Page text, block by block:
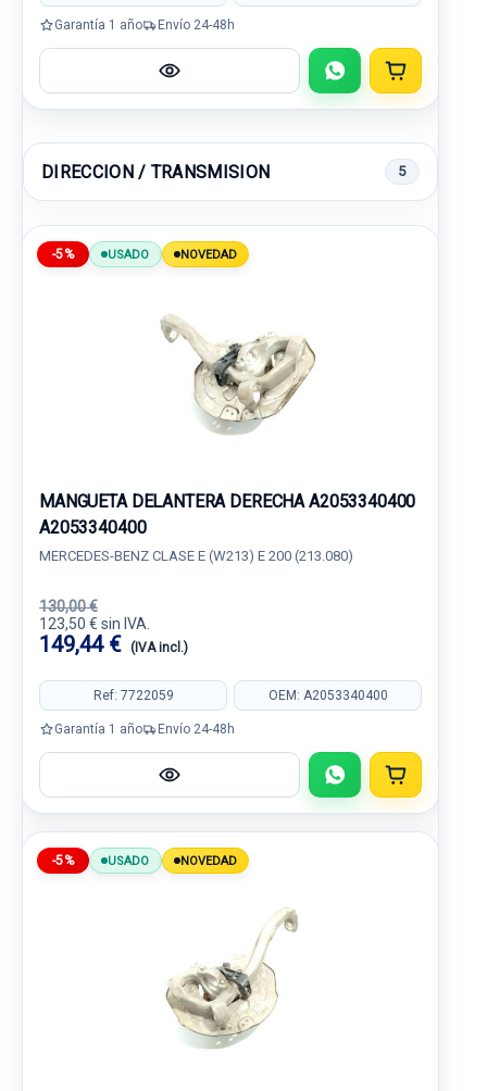
Garantía 1 año Envío 24-48h
DIRECCION / TRANSMISION 5
-5% USADO NOVEDAD
MANGUETA DELANTERA DERECHA A2053340400
A2053340400
MERCEDES-BENZ CLASE E (W213) E 200 (213.080)
130,00 €
123,50 € sin IVA.
149,44 € (IVA incl.)
Ref: 7722059 OEM: A2053340400
Garantía 1 año Envío 24-48h
-5% USADO NOVEDAD